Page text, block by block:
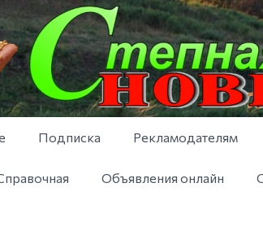
Подписка Рекламодателям
Объявления онлайн